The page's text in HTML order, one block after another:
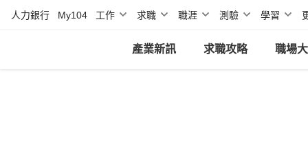
人力銀行 My104 工作 求職 職涯 測驗 學習
產業新訊 求職攻略 職場